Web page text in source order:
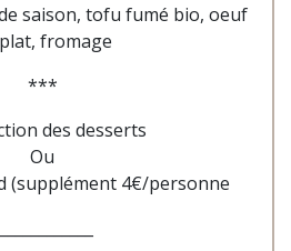
saison, tofu fumé bio, oeuf
fromage
***
des desserts
Ou
(supplément 4€/personne